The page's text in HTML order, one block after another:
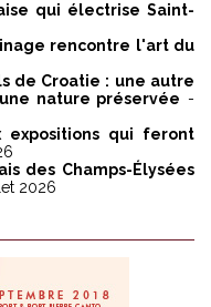
qui électrise Saint-
rencontre l'art du
de Croatie : une autre
nature préservée -
expositions qui feront
des Champs-Élysées
2026